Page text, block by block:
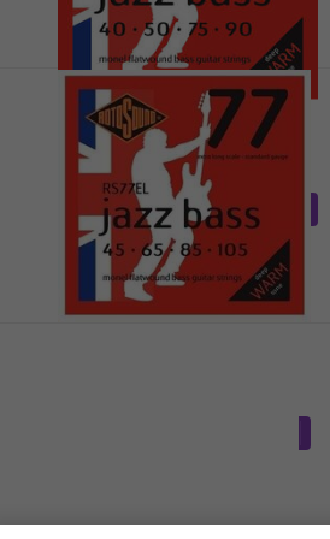
Rotosound RS77M
Basa stīgas
4,5/5
39,74 €ar koduMUZMUZ-25
53,90 €
Ir noliktavā